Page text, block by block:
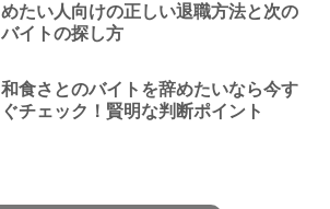
めたい人向けの正しい退職方法と次の
バイトの探し方
和食さとのバイトを辞めたいなら今す
ぐチェック！賢明な判断ポイント